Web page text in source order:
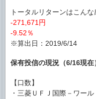
トータルリターンはこん
-271,671円
-9.52％
※算出日：2019/6/14
保有投信の現況（6/16現在
【口数】
・三菱ＵＦＪ国際－ワー